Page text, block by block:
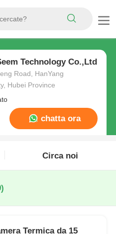
Technology Co.,Ltd
Road, HanYang
Hubei Province
chatta ora
Circa noi
Termica da 15